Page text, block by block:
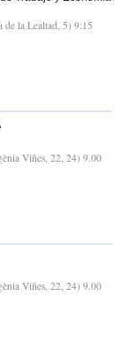
la Lealtad, 5) 9:15
Viñes, 22, 24) 9.00
Viñes, 22, 24) 9.00